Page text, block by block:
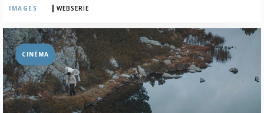
IMAGES
| WEBSERIE
CINÉMA